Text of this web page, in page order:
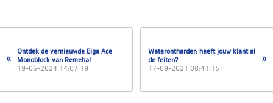
Ontdek de vernieuwde Elga Ace
Monoblock van Remeha!
19-06-2024 14:07:19
Waterontharder: heeft jouw klant al
de feiten?
17-09-2021 08:41:15